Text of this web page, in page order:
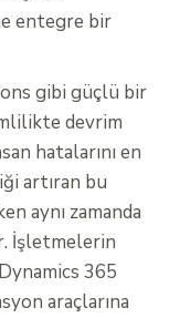
entegre bir
gibi güçlü bir
devrim
hatalarını en
artıran bu
aynı zamanda
İşletmelerin
365
araçlarına